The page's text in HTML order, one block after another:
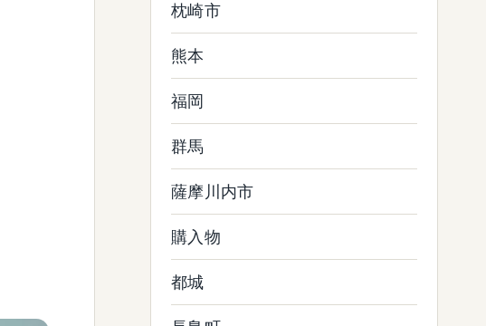
枕崎市
熊本
福岡
群馬
薩摩川内市
購入物
都城